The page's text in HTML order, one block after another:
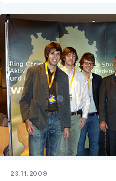
23.11.2009